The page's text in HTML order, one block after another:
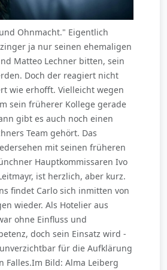
Ohnmacht." Eigentlich
ja nur seinen ehemaligen
Matteo Lechner bitten, sein
Doch der reagiert nicht
wie erhofft. Vielleicht wegen
sein früherer Kollege gerade
gibt es auch noch einen
Team gehört. Das
mit seinen früheren
Hauptkommissaren Ivo
ist herzlich, aber kurz.
findet Carlo sich inmitten von
wieder. Als Hotelier aus
ohne Einfluss und
doch sein Einsatz wird -
für die Aufklärung
Falles.Im Bild: Alma Leiberg